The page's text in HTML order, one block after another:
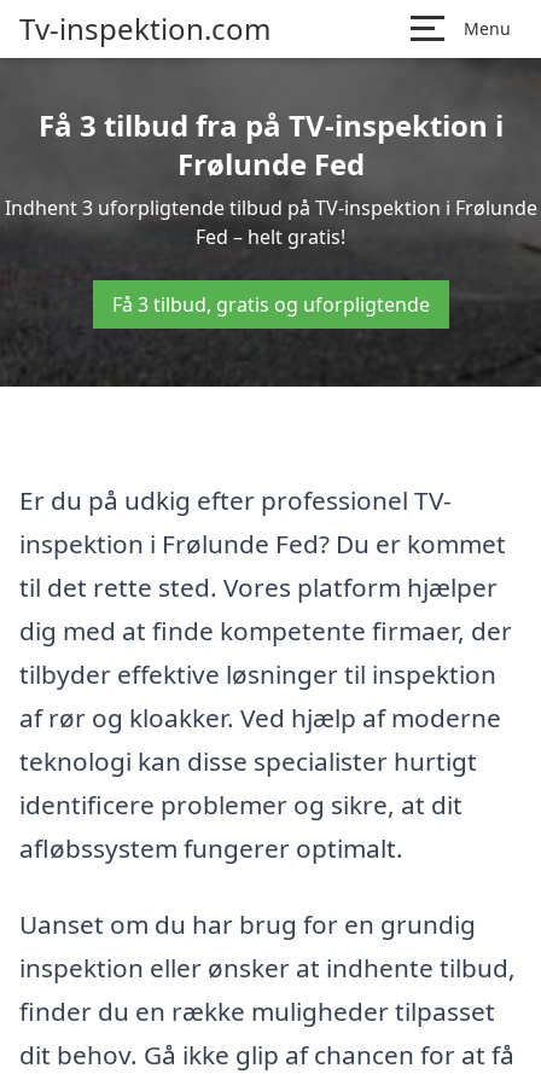
Tv-inspektion.com Menu
Få 3 tilbud fra på TV-inspektion i
Frølunde Fed
Indhent 3 uforpligtende tilbud på TV-inspektion i Frølunde
Fed – helt gratis!
Få 3 tilbud, gratis og uforpligtende
Er du på udkig efter professionel TV-
inspektion i Frølunde Fed? Du er kommet
til det rette sted. Vores platform hjælper
dig med at finde kompetente firmaer, der
tilbyder effektive løsninger til inspektion
af rør og kloakker. Ved hjælp af moderne
teknologi kan disse specialister hurtigt
identificere problemer og sikre, at dit
afløbssystem fungerer optimalt.
Uanset om du har brug for en grundig
inspektion eller ønsker at indhente tilbud,
finder du en række muligheder tilpasset
dit behov. Gå ikke glip af chancen for at få